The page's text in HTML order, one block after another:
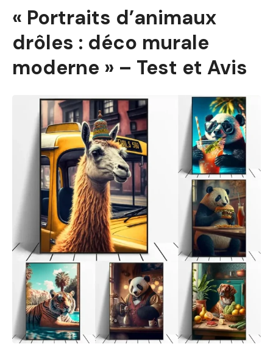
« Portraits d’animaux
drôles : déco murale
moderne » – Test et Avis